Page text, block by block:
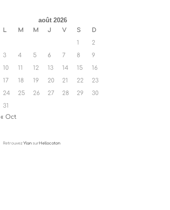
août 2026
L M M J V S
D
1
2
3
4 5 6 7 8
9
10
11 12 13 14 15
16
17
18 19 20 21 22
23
24
25 26 27 28 29
30
31
« Oct
Retrouvez Ylansur Hellocoton